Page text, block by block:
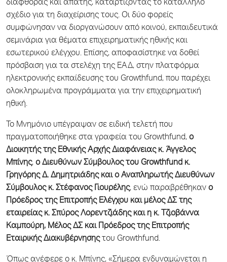
διαφθοράς και απάτης, καταρτίζοντας το κατάλληλο
σχέδιο για τη διαχείρισης τους. Οι δύο φορείς
συμφώνησαν να διοργανώσουν από κοινού, εκπαιδευτικά
σεμινάρια για θέματα επιχειρηματικής ηθικής και
εσωτερικού ελέγχου. Επίσης, αποφασίστηκε να δοθεί
πρόσβαση για τα στελέχη της ΕΑΔ, στην πλατφόρμα
ηλεκτρονικής εκπαίδευσης του Growthfund, που παρέχει
ολοκληρωμένα προγράμματα για την επιχειρηματική
ηθική.
Το Μνημόνιο υπέγραψαν σε ειδική τελετή που
πραγματοποιήθηκε στα γραφεία του Growthfund, ο
Διοικητής της Εθνικής Αρχής Διαφάνειας κ. Άγγελος
Μπίνης, ο Διευθύνων Σύμβουλος του Growthfund κ.
Γρηγόρης Δ. Δημητριάδης και ο Αναπληρωτής Διευθύνων
Σύμβουλος κ. Στέφανος Γιουρέλης, ενώ παραβρέθηκαν ο
Πρόεδρος της Επιτροπής Ελέγχου και μέλος ΔΣ της
εταιρείας κ. Σπύρος Λορεντζιάδης και η κ. Τζιοβάννα
Καμπούρη, Μέλος ΔΣ και Πρόεδρος της Επιτροπής
Εταιρικής Διακυβέρνησηςτου Growthfund.
Όπως ανέφερε ο κ. Μπίνης, «Σήμερα ενδυναμώνεται η